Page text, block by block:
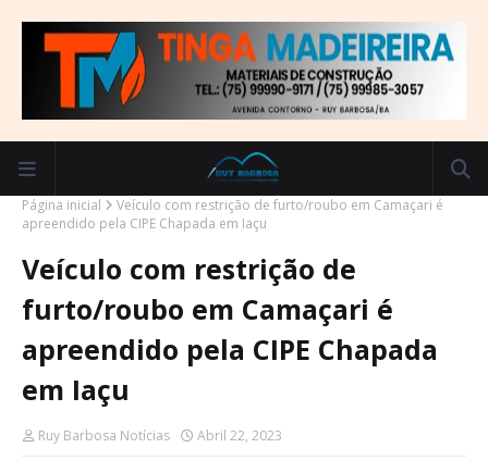
Página inicial
Veículo com restrição de furto/roubo em Camaçari é
apreendido pela CIPE Chapada em Iaçu
Veículo com restrição de
furto/roubo em Camaçari é
apreendido pela CIPE Chapada
em Iaçu
Ruy Barbosa Notícias Abril 22, 2023